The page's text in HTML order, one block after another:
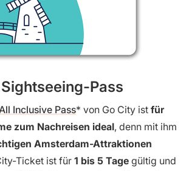
Pass
Inclusive Pass von Go City ist für
zum Nachreisen ideal, denn mit ihm
Amsterdam-Attraktionen
Ticket ist für 1 bis 5 Tage gültig und